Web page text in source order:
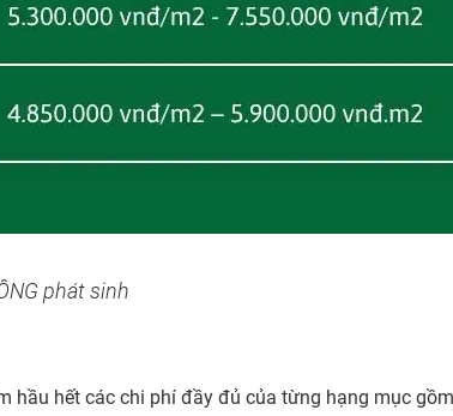
phát sinh
hầu hết các chi phí đầy đủ của từng hạng mục